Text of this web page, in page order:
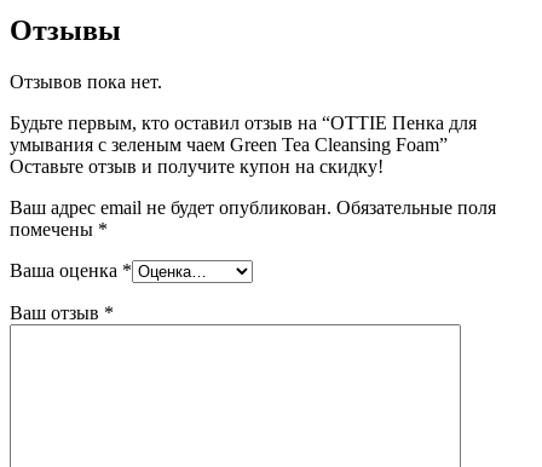
Отзывы
Отзывов пока нет.
Будьте первым, кто оставил отзыв на “OTTIE Пенка для
умывания с зеленым чаем Green Tea Cleansing Foam”
Оставьте отзыв и получите купон на скидку!
Ваш адрес email не будет опубликован. Обязательные поля
помечены *
Ваша оценка *
Ваш отзыв *